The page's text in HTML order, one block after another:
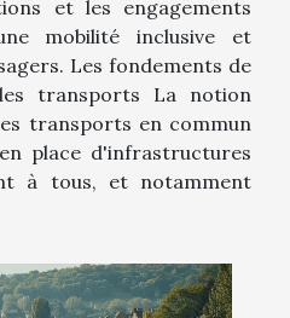
et les engagements
mobilité inclusive et
Les fondements de
les transports La notion
transports en commun
place d'infrastructures
à tous, et notamment